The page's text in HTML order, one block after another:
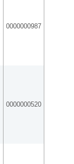
0000000987
0000000520